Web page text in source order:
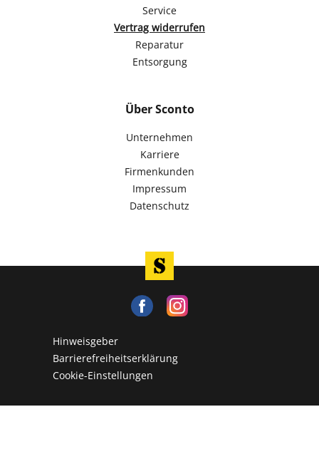
Service
Vertrag widerrufen
Reparatur
Entsorgung
Über Sconto
Unternehmen
Karriere
Firmenkunden
Impressum
Datenschutz
Hinweisgeber
Barrierefreiheitserklärung
Cookie-Einstellungen